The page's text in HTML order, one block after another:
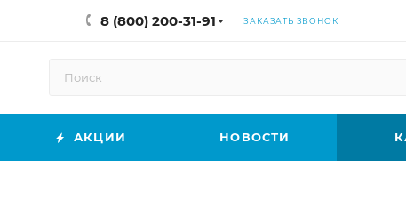
8 (800) 200-31-91 ЗАКАЗАТЬ ЗВОНОК
АКЦИИ НОВОСТИ